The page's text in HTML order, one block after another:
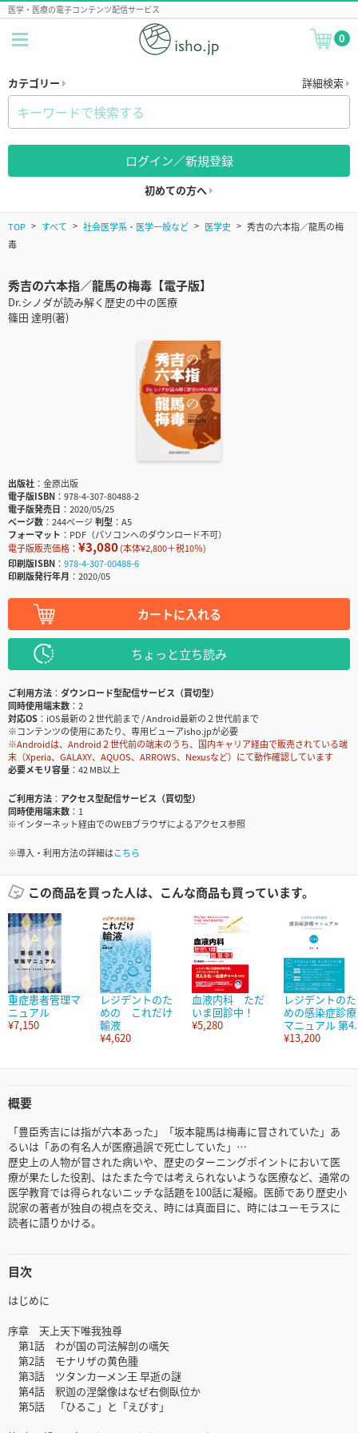
医学・医療の電子コンテンツ配信サービス
0
カテゴリー 詳細検索
ログイン／新規登録
初めての方へ
TOP すべて 社会医学系・医学一般など 医学史
秀吉の六本指／龍馬の梅
毒
秀吉の六本指／龍馬の梅毒【電子版】
Dr.シノダが読み解く歴史の中の医療
篠田 達明(著)
出版社
金原出版
電子版ISBN
978-4-307-80488-2
電子版発売日
2020/05/25
ページ数
244ページ判型
A5
フォーマット
PDF（パソコンへのダウンロード不可）
電子版販売価格： ¥3,080(本体¥2,800＋税10％)
印刷版ISBN
978-4-307-00488-6
印刷版発行年月
2020/05
カートに入れる
ちょっと立ち読み
ご利用方法
ダウンロード型配信サービス（買切型）
同時使用端末数
2
対応OS
iOS最新の２世代前まで / Android最新の２世代前まで
※コンテンツの使用にあたり、専用ビューアisho.jpが必要
※Androidは、Android２世代前の端末のうち、国内キャリア経由で販売されている端
末（Xperia、GALAXY、AQUOS、ARROWS、Nexusなど）にて動作確認しています
必要メモリ容量
42 MB以上
ご利用方法
アクセス型配信サービス（買切型）
同時使用端末数
1
※インターネット経由でのWEBブラウザによるアクセス参照
※導入・利用方法の詳細はこちら
この商品を買った人は、こんな商品も買っています。
重症患者管理マ
ニュアル
¥7,150
レジデントのた
めの これだけ
輸液
¥4,620
血液内科 ただ
いま回診中！
¥5,280
レジデントのた
めの感染症診療
マニュアル 第
¥13,200
概要
「豊臣秀吉には指が六本あった」「坂本龍馬は梅毒に冒されていた」あ
るいは「あの有名人が医療過誤で死亡していた」…
歴史上の人物が冒された病いや、歴史のターニングポイントにおいて医
療が果たした役割、はたまた今では考えられないような医療など、通常の
医学教育では得られないニッチな話題を100話に凝縮。医師であり歴史小
説家の著者が独自の視点を交え、時には真面目に、時にはユーモラスに
読者に語りかける。
目次
はじめに
序章 天上天下唯我独尊
第1話 わが国の司法解剖の嚆矢
第2話 モナリザの黄色腫
第3話 ツタンカーメン王 早逝の謎
第4話 釈迦の涅槃像はなぜ右側臥位か
第5話 「ひるこ」と「えびす」